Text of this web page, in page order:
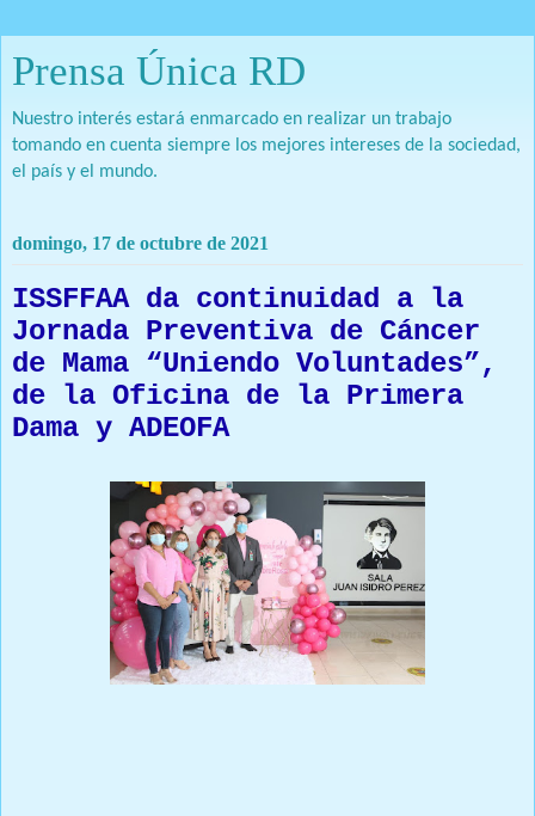
Prensa Única RD
Nuestro interés estará enmarcado en realizar un trabajo
tomando en cuenta siempre los mejores intereses de la sociedad,
el país y el mundo.
domingo, 17 de octubre de 2021
ISSFFAA da continuidad a la
Jornada Preventiva de Cáncer
de Mama “Uniendo Voluntades”,
de la Oficina de la Primera
Dama y ADEOFA